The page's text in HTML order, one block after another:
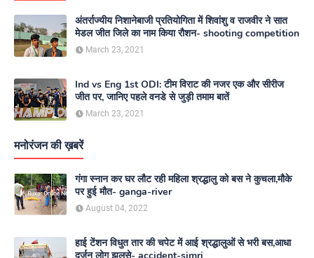
अंतर्राज्यीय निशानेबाजी प्रतियोगिता में शिवांशु व राजवीर ने सात
मेडल जीत जिले का नाम किया रौशन- shooting competition
March 23, 2021
Ind vs Eng 1st ODI: टीम विराट की नजर एक और सीरीज
जीत पर, जानिए पहले वनडे से जुड़ी तमाम बातें
March 23, 2021
मनोरंजन की ख़बरें
गंगा स्नान कर घर लौट रही महिला श्रद्धालु को बस ने कुचला,मौके
पर हुई मौत- ganga-river
August 04, 2022
हाई टेंशन विधुत तार की चपेट में आई श्रद्धालुओं से भरी बस,आधा